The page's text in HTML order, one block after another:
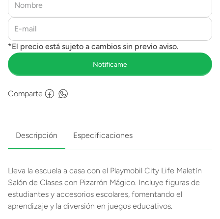
Comparte
Descripción Especificaciones
Lleva la escuela a casa con el Playmobil City Life Maletín
Salón de Clases con Pizarrón Mágico. Incluye figuras de
estudiantes y accesorios escolares, fomentando el
aprendizaje y la diversión en juegos educativos.